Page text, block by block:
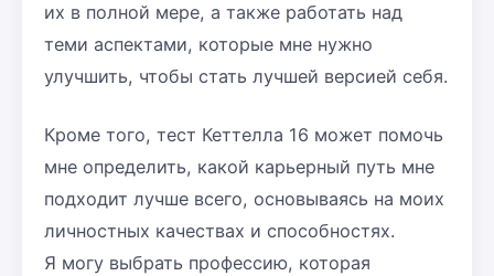
их в полной мере, а также работать над
теми аспектами, которые мне нужно
улучшить, чтобы стать лучшей версией себя.
Кроме того, тест Кеттелла 16 может помочь
мне определить, какой карьерный путь мне
подходит лучше всего, основываясь на моих
личностных качествах и способностях.
Я могу выбрать профессию, которая